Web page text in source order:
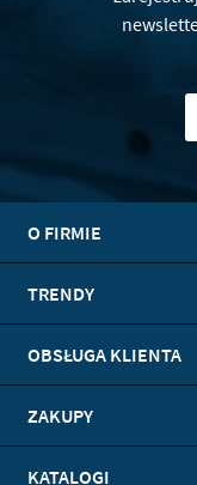
O FIRMIE
TRENDY
OBSŁUGA KLIENTA
ZAKUPY
KATALOGI